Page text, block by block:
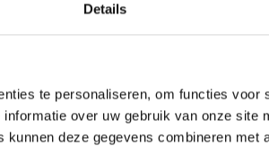
Details
te personaliseren, om functies voor
over uw gebruik van onze site
deze gegevens combineren met